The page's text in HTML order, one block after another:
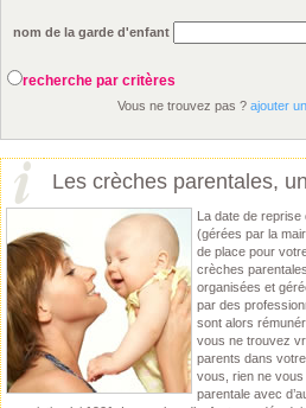
nom de la garde d'enfant
recherche par critères
Vous ne trouvez pas ? ajouter
Les crèches parentales,
La date de
(gérées par la
de place pour
crèches
organisées et
par des
sont alors
vous ne trouvez
parents dans
vous, rien ne
parentale avec